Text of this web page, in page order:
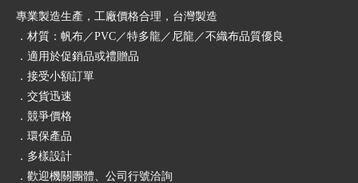
專業製造生產，工廠價格合理，台灣製造
．材質：帆布／PVC／特多龍／尼龍／不織布品質優良
．適用於促銷品或禮贈品
．接受小額訂單
．交貨迅速
．競爭價格
．環保產品
．多樣設計
．歡迎機關團體、公司行號洽詢